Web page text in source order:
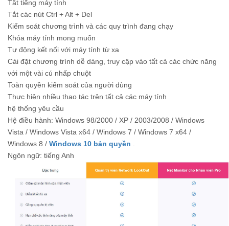
Tắt tiếng máy tính
Tắt các nút Ctrl + Alt + Del
Kiểm soát chương trình và các quy trình đang chạy
Khóa máy tính mong muốn
Tự động kết nối với máy tính từ xa
Cài đặt chương trình dễ dàng, truy cập vào tất cả các chức năng
với một vài cú nhấp chuột
Toàn quyền kiểm soát của người dùng
Thực hiện nhiều thao tác trên tất cả các máy tính
hệ thống yêu cầu
Hệ điều hành: Windows 98/2000 / XP / 2003/2008 / Windows
Vista / Windows Vista x64 / Windows 7 / Windows 7 x64 /
Windows 8 / Windows 10 bản quyền .
Ngôn ngữ: tiếng Anh